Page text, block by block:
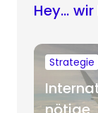
Hey…
Strategie